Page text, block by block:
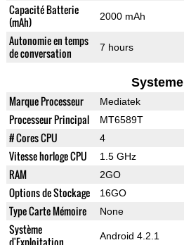
Capacité Batterie
(mAh)
2000 mAh
Autonomie en temps
de conversation
7 hours
Systeme
Marque Processeur Mediatek
Processeur Principal MT6589T
# Cores CPU 4
Vitesse horloge CPU 1.5 GHz
RAM 2GO
Options de Stockage 16GO
Type Carte Mémoire None
Système
d'Exploitation
Android 4.2.1